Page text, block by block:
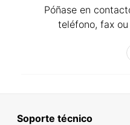
Póñase en
teléfono, fax
Soporte técnico